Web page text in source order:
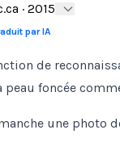
· 2015
par IA
de
foncée
une photo